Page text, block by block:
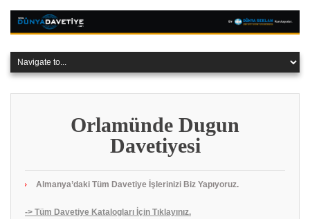
Orlamünde Dugun
Davetiyesi
Almanya’daki Tüm Davetiye İşlerinizi Biz Yapıyoruz.
-> Tüm Davetiye Katalogları İçin Tıklayınız.